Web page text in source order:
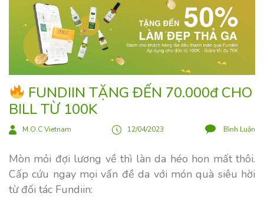
FUNDIIN TẶNG ĐẾN 70.000đ CHO
BILL TỪ 100K
M.O.C Vietnam 12/04/2023 Bình Luận
Mòn mỏi đợi lương về thì làn da héo hon mất thôi.
Cấp cứu ngay mọi vấn đề da với món quà siêu hời
từ đối tác Fundiin: